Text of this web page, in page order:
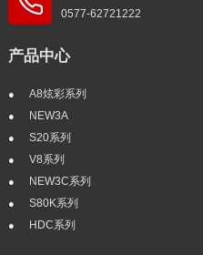
0577-62721222
产品中心
A8炫彩系列
NEW3A
S20系列
V8系列
NEW3C系列
S80K系列
HDC系列